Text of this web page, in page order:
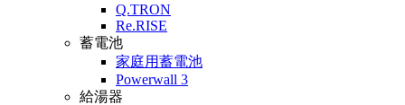
Q.TRON
Re.RISE
蓄電池
家庭用蓄電池
Powerwall 3
給湯器